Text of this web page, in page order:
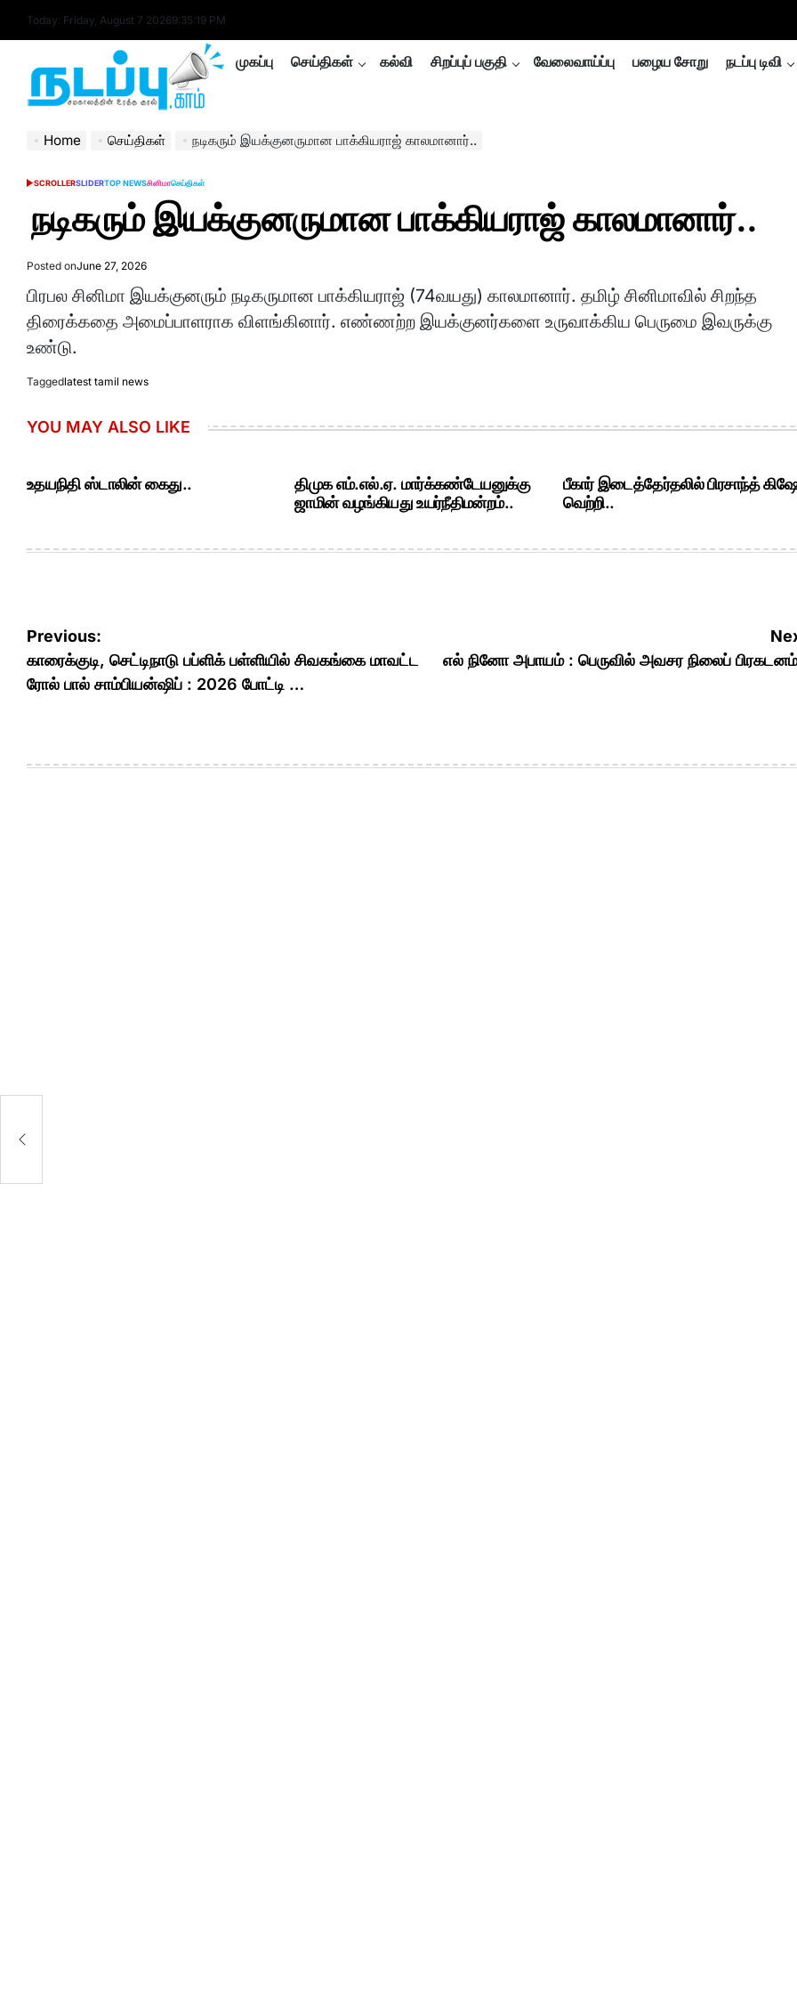
Today: Friday, August 7 20269:35:19 PM
nadappu.com
முகப்பு செய்திகள் கல்வி சிறப்புப் பகுதி வேலைவாய்ப்பு பழைய சோறு நடப்பு டிவி
Home செய்திகள் நடிகரும் இயக்குனருமான பாக்கியராஜ் காலமானார்..
POSTED
SCROLLERSLIDERTOP NEWSசினிமாசெய்திகள்
நடிகரும் இயக்குனருமான பாக்கியராஜ் காலமானார்..
Posted onJune 27, 2026
பிரபல சினிமா இயக்குனரும் நடிகருமான பாக்கியராஜ் (74வயது) காலமானார். தமிழ் சினிமாவில் சிறந்த
திரைக்கதை அமைப்பாளராக விளங்கினார். எண்ணற்ற இயக்குனர்களை உருவாக்கிய பெருமை இவருக்கு
உண்டு.
Taggedlatest tamil news
YOU MAY ALSO LIKE
உதயநிதி ஸ்டாலின் கைது..
திமுக எம்.எல்.ஏ. மார்க்கண்டேயனுக்கு
ஜாமின் வழங்கியது உயர்நீதிமன்றம்..
பீகார் இடைத்தேர்தலில் பிரசாந்த்
வெற்றி..
Post
navigation
Previous:
காரைக்குடி, செட்டிநாடு பப்ளிக் பள்ளியில் சிவகங்கை மாவட்ட
ரோல் பால் சாம்பியன்ஷிப் : 2026 போட்டி …
எல் நினோ அபாயம் : பெருவில் அவசர நிலைப்